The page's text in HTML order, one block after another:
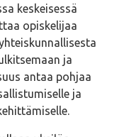
keskeisessä
opiskelijaa
ja
antaa pohjaa
ja